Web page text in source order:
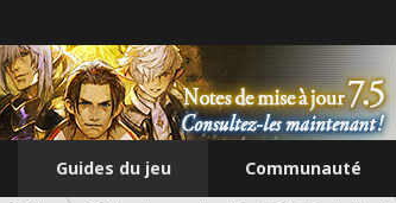
Guides du jeu Communauté